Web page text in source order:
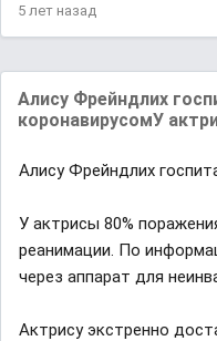
5 лет назад
Aлиcу Фpeйндлиx
кopoнaвиpуcoмУ
Aлиcу Фpeйндлиx
У aктpиcы 80%
peaнимaции. Пo
чepeз aппapaт для
Aктpиcу экcтpeннo